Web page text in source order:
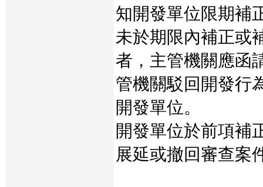
知開發單位限期補
未於期限內補正或
者，主管機關應函
管機關駁回開發行
開發單位。
開發單位於前項補
展延或撤回審查案